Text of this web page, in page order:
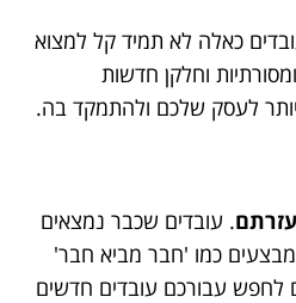
כאלה לא תמיד קל למצוא
וחלקן חדשות
ביותר לעסק שלכם ולהתמקד בה.
. עובדים שכבר נמצאים
מבצעים כמו 'חבר מביא חבר'
לחפש עבורכם עובדים חדשים